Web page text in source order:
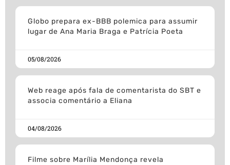
Globo prepara ex-BBB polemica para assumir
lugar de Ana Maria Braga e Patrícia Poeta
05/08/2026
Web reage após fala de comentarista do SBT e
associa comentário a Eliana
04/08/2026
Filme sobre Marília Mendonça revela